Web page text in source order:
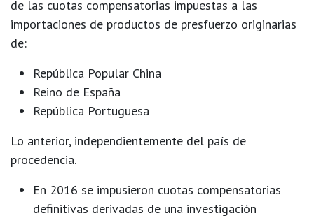
de las cuotas compensatorias impuestas a las
importaciones de productos de presfuerzo originarias
de:
República Popular China
Reino de España
República Portuguesa
Lo anterior, independientemente del país de
procedencia.
En 2016 se impusieron cuotas compensatorias
definitivas derivadas de una investigación